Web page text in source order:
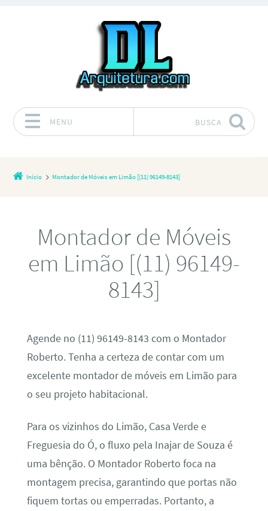
MENU BUSCA
Início Montador de Móveis em Limão [(11) 96149-8143]
Montador de Móveis
em Limão [(11) 96149-
8143]
Agende no (11) 96149-8143 com o Montador
Roberto. Tenha a certeza de contar com um
excelente montador de móveis em Limão para
o seu projeto habitacional.
Para os vizinhos do Limão, Casa Verde e
Freguesia do Ó, o fluxo pela Inajar de Souza é
uma bênção. O Montador Roberto foca na
montagem precisa, garantindo que portas não
fiquem tortas ou emperradas. Portanto, a